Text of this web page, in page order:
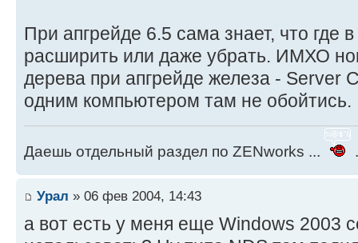
При апгрейде 6.5 сама знает, что где
расширить или даже убрать. ИМХО
дерева при апгрейде железа - Server
одним компьютером там не обойтись.
Даешь отдельный раздел по ZENworks ...
Урал » 06 фев 2004, 14:43
а вот есть у меня еще Windows 2003